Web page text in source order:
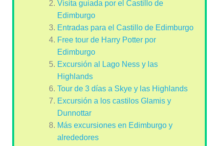
Visita guiada por el Castillo de
Edimburgo
Entradas para el Castillo de Edimburgo
Free tour de Harry Potter por
Edimburgo
Excursión al Lago Ness y las
Highlands
Tour de 3 días a Skye y las Highlands
Excursión a los castilos Glamis y
Dunnottar
Más excursiones en Edimburgo y
alrededores